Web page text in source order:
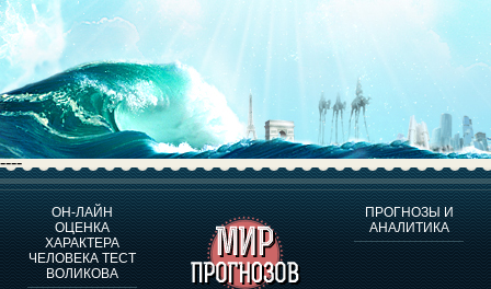
----
ОН-ЛАЙН
ОЦЕНКА
ХАРАКТЕРА
ЧЕЛОВЕКА ТЕСТ
ВОЛИКОВА
ПРОГНОЗЫ И
АНАЛИТИКА
О ПРОГРАММЕ
ОЦЕНКА ХАРАКТЕРA ЧЕЛОВЕКА
ОЦЕНКА ХАРАКТЕРА ВЫДАЮЩИХСЯ ЛИЧНОСТЕЙ